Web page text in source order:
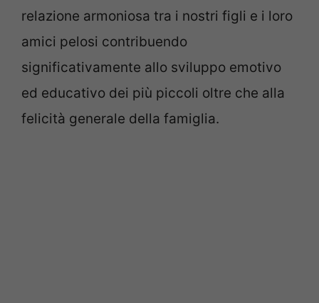
relazione armoniosa tra i nostri figli e i loro
amici pelosi contribuendo
significativamente allo sviluppo emotivo
ed educativo dei più piccoli oltre che alla
felicità generale della famiglia.